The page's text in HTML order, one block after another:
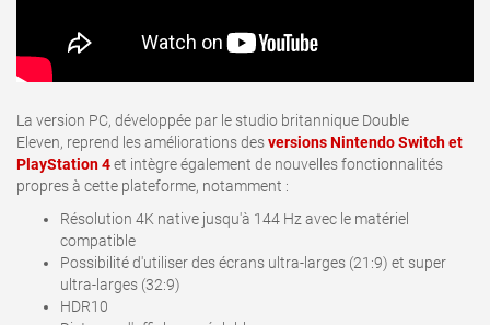
La version PC, développée par le studio britannique Double
Eleven, reprend les améliorations desversions Nintendo Switch et
PlayStation 4et intègre également de nouvelles fonctionnalités
propres à cette plateforme, notamment :
Résolution 4K native jusqu'à 144 Hz avec le matériel
compatible
Possibilité d'utiliser des écrans ultra-larges (21:9) et super
ultra-larges (32:9)
HDR10